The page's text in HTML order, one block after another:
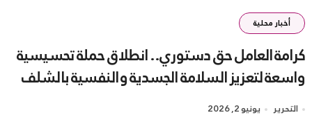
أخبار محلية
كرامة العامل حق دستوري.. انطلاق حملة تحسيسية
واسعة لتعزيز السلامة الجسدية والنفسية بالشلف
التحرير يونيو 2, 2026